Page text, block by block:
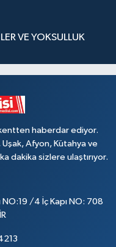
VE YOKSULLUK
haberdar ediyor.
Uşak, Afyon, Kütahya ve
dakika sizlere ulaştırıyor.
NO:19 /4 İç Kapı NO: 708